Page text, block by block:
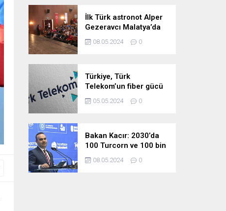
İlk Türk astronot Alper
Gezeravcı Malatya’da
öğrencilerle bir araya
geldi!
08.05.2024 0
Türkiye, Türk
Telekom’un fiber gücü
ile yarının
teknolojilerine hazır
05.05.2024 0
Bakan Kacır: 2030’da
100 Turcorn ve 100 bin
teknoloji girişimciliği
hedefimize ulaşacağız
08.05.2024 0